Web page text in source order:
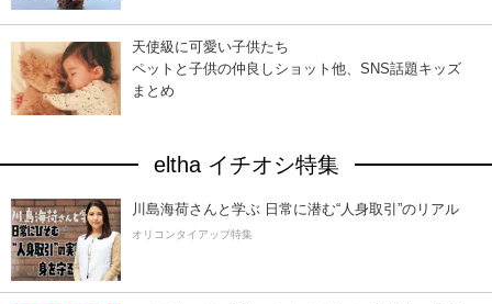
天使級に可愛い子供たち
ペットと子供の仲良しショット他、SNS話題キッズ
まとめ
eltha イチオシ特集
川島海荷さんと学ぶ 日常に潜む“人身取引”のリアル
オリコンタイアップ特集